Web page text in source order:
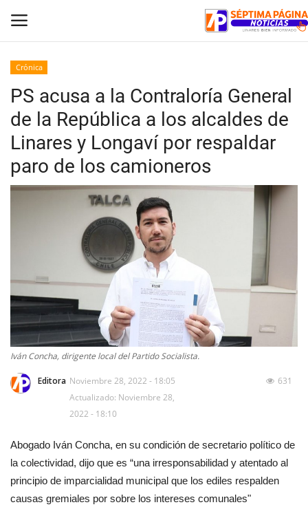
Inicio
Crónica
Policial
Espectáculos
Crónica
PS acusa a la Contraloría General
de la República a los alcaldes de
Linares y Longaví por respaldar
paro de los camioneros
Iván Concha, dirigente local del Partido Socialista.
Editora Noviembre 28, 2022 - 18:05
Actualizado: Noviembre 28,
2022 - 18:10
631
Abogado Iván Concha, en su condición de secretario político de
la colectividad, dijo que es “una irresponsabilidad y atentado al
principio de imparcialidad municipal que los ediles respalden
causas gremiales por sobre los intereses comunales"